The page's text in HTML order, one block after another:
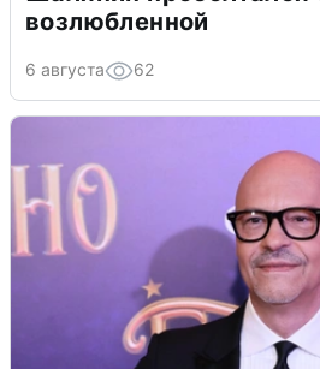
возлюбленной
6 августа 62